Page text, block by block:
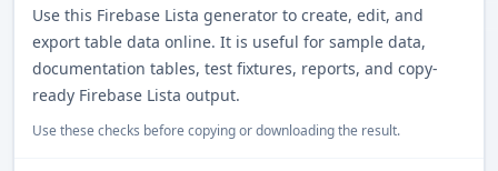
Use this Firebase Lista generator to create, edit, and
export table data online. It is useful for sample data,
documentation tables, test fixtures, reports, and copy-
ready Firebase Lista output.
Use these checks before copying or downloading the result.